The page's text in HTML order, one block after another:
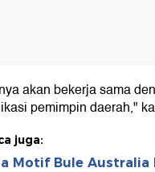
akan bekerja sama
pemimpin daerah,"
juga:
Motif Bule Australia